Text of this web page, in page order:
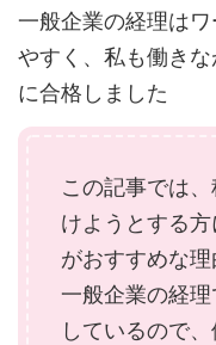
一般企業の経理は
やすく、私も働きな
に合格しました
この記事では
けようとする
がおすすめな
一般企業の経
しているので